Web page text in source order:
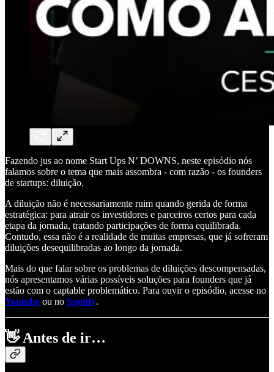
Fazendo jus ao nome Start Ups N’ DOWNS, neste episódio nós
falamos sobre o tema que mais assombra - com razão - os founders
de startups: diluição.
A diluição não é necessariamente ruim quando gerida de forma
estratégica: para atrair os investidores e parceiros certos para cada
etapa da jornada, tratando participações de forma equilibrada.
Contudo, essa não é a realidade de muitas empresas, que já sofreram
diluições desequilibradas ao longo da jornada.
Mais do que falar sobre os problemas de diluições descompensadas,
nós apresentamos várias possíveis soluções para founders que já
estão com o captable problemático. Para ouvir o episódio, acesse no
Youtube ou no Spotify.
👋Antes de ir…